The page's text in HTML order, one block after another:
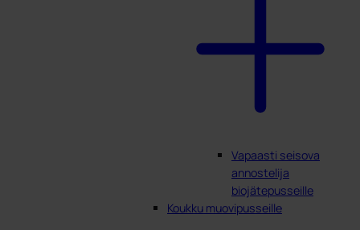
Vapaasti seisova
annostelija
biojätepusseille
Koukku muovipusseille